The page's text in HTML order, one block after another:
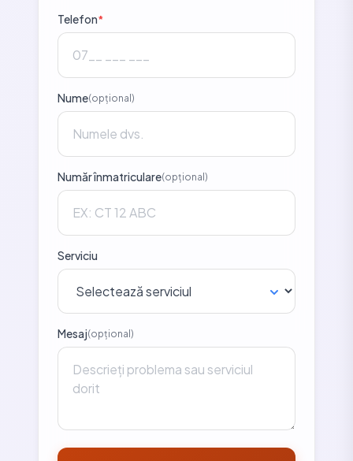
Telefon*
Nume(opțional)
Număr înmatriculare(opțional)
Serviciu
Mesaj(opțional)